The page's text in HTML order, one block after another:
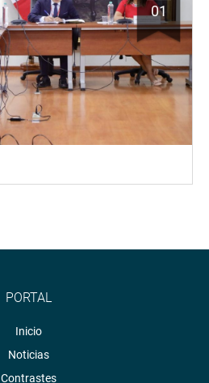
01
PORTAL
Inicio
Noticias
Contrastes